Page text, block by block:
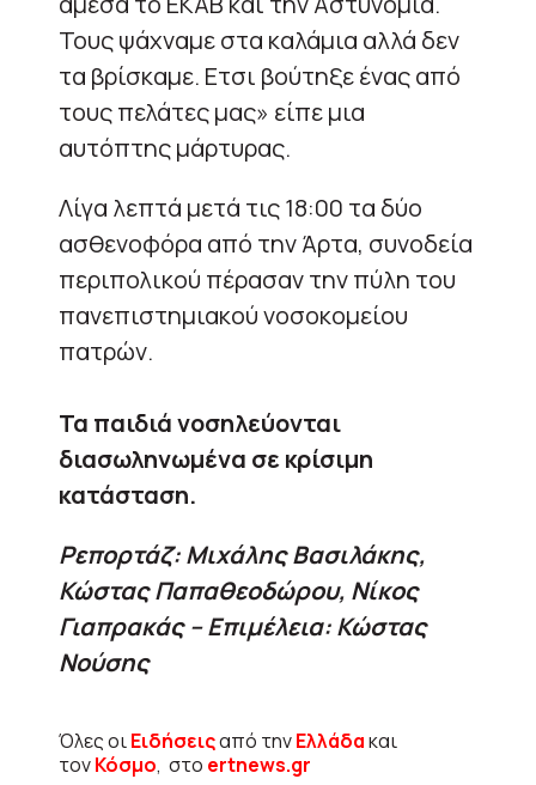
Τους ψάχναμε στα καλάμια αλλά δεν
τα βρίσκαμε. Ετσι βούτηξε ένας από
τους πελάτες μας» είπε μια
αυτόπτης μάρτυρας.
Λίγα λεπτά μετά τις 18:00 τα δύο
ασθενοφόρα από την Άρτα, συνοδεία
περιπολικού πέρασαν την πύλη του
πανεπιστημιακού νοσοκομείου
πατρών.
Τα παιδιά νοσηλεύονται
διασωληνωμένα σε κρίσιμη
κατάσταση.
Ρεπορτάζ: Μιχάλης Βασιλάκης,
Κώστας Παπαθεοδώρου, Νίκος
Γιαπρακάς – Επιμέλεια: Κώστας
Νούσης
Όλες οιΕιδήσειςαπό τηνΕλλάδακαι
τονΚόσμο, στο ertnews.gr